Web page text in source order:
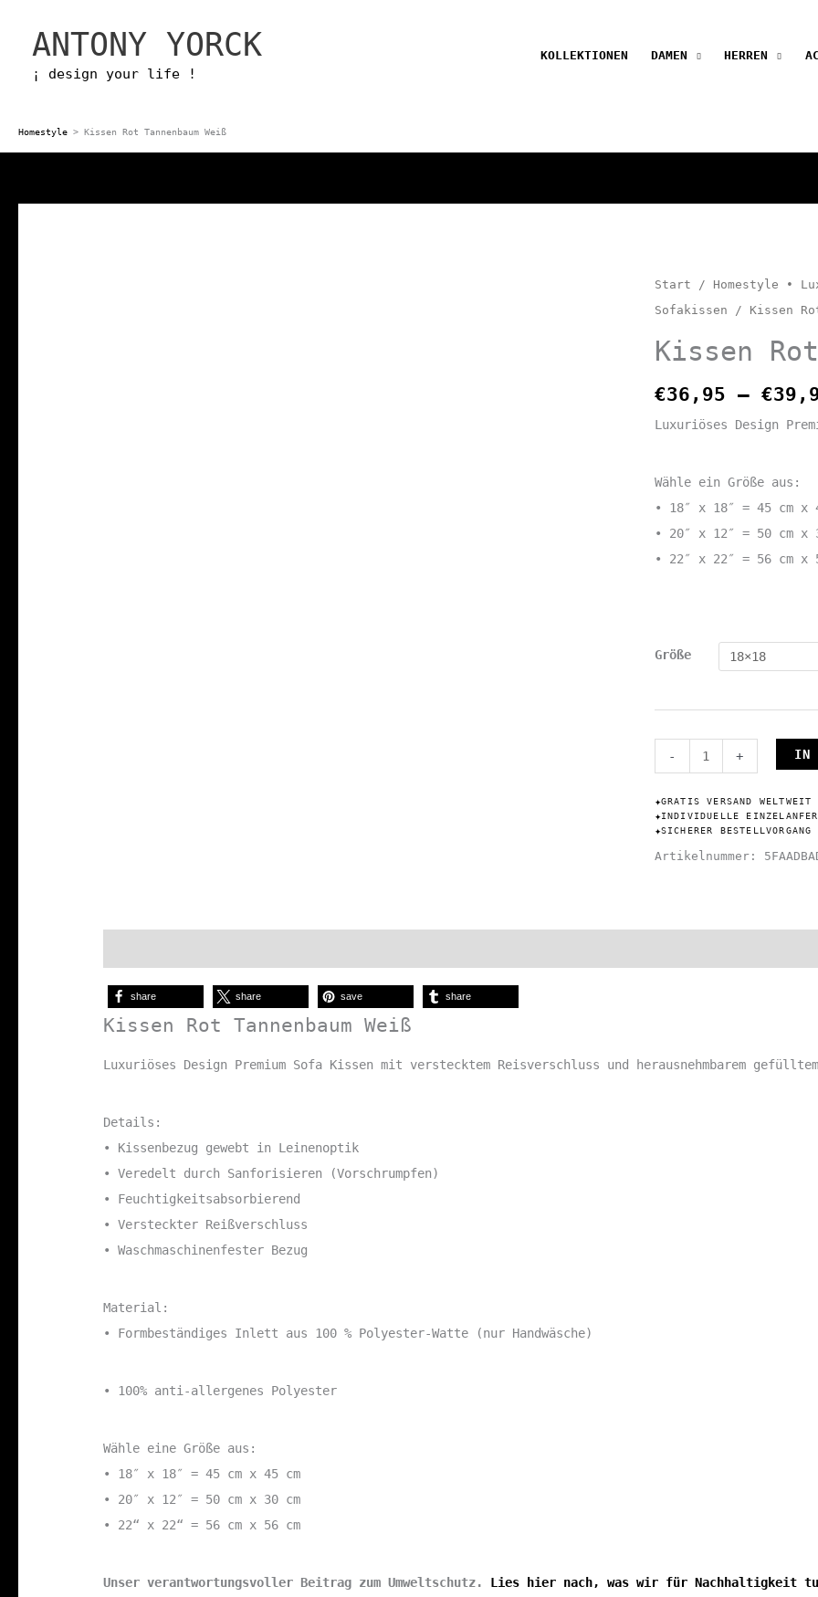
InhaltANTONY YORCK
¡ design your life !
KOLLEKTIONEN DAMEN HERREN
Homestyle > Kissen Rot Tannenbaum Weiß
Start / Homestyle •
Sofakissen / Kissen Rot
Kissen Rot
€36,95 – €
Luxuriöses Design
Wähle ein Größe aus:
• 18″ x 18″ = 45 cm x
• 20″ x 12″ = 50 cm x
• 22″ x 22″ = 56 cm x
Größe
-
Rot
Tannenbaum
Weiß
Menge
+ IN
✦GRATIS VERSAND WELTWEIT
✦INDIVIDUELLE
✦SICHERER BESTELLVORGANG
Artikelnummer:
share share save share
Kissen Rot Tannenbaum Weiß
Luxuriöses Design Premium Sofa Kissen mit verstecktem Reisverschluss und herausnehmbarem
Details:
• Kissenbezug gewebt in Leinenoptik
• Veredelt durch Sanforisieren (Vorschrumpfen)
• Feuchtigkeitsabsorbierend
• Versteckter Reißverschluss
• Waschmaschinenfester Bezug
Material:
• Formbeständiges Inlett aus 100 % Polyester-Watte (nur Handwäsche)
• 100% anti-allergenes Polyester
Wähle eine Größe aus:
• 18″ x 18″ = 45 cm x 45 cm
• 20″ x 12″ = 50 cm x 30 cm
• 22“ x 22“ = 56 cm x 56 cm
Unser verantwortungsvoller Beitrag zum Umweltschutz. Lies hier nach, was wir für Nachhaltigkeit